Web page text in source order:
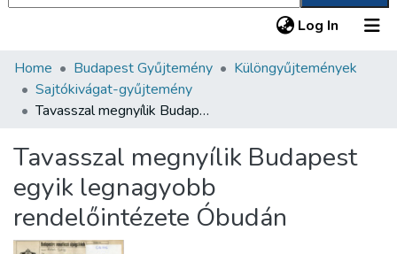
Log In (current)
Communities & Collections
All of DSpace
About us
Home Budapest Gyűjtemény
Különgyűjtemények
Sajtókivágat-gyűjtemény
Tavasszal megnyílik Budapest egyik legnagyobb rendelőintézete Óbudán
Tavasszal megnyílik Budapest
egyik legnagyobb
rendelőintézete Óbudán